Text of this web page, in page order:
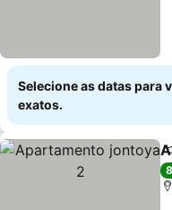
Selecione as datas para
exatos.